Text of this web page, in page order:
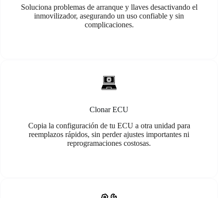
Soluciona problemas de arranque y llaves desactivando el
inmovilizador, asegurando un uso confiable y sin
complicaciones.
Clonar ECU
Copia la configuración de tu ECU a otra unidad para
reemplazos rápidos, sin perder ajustes importantes ni
reprogramaciones costosas.